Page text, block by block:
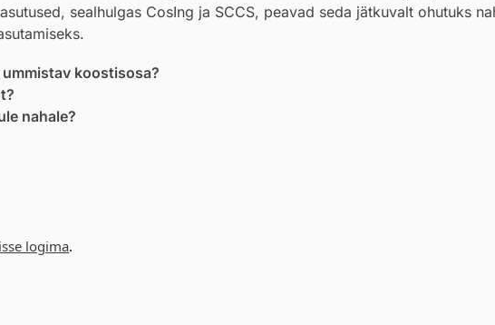
sealhulgas CosIng ja SCCS, peavad seda jätkuvalt ohutuks
koostisosa?
nahale?
logima.